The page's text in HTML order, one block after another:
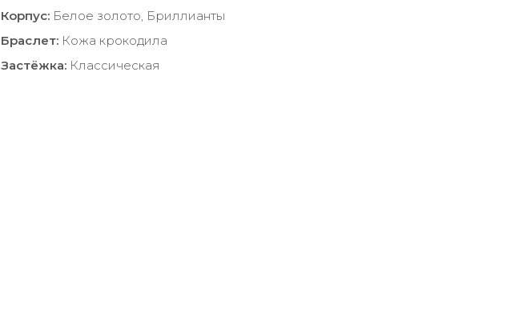
Корпус: Белое золото, Бриллианты
Браслет: Кожа крокодила
Застёжка: Классическая